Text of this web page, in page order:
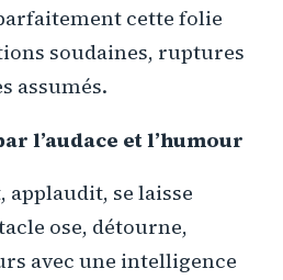
cette folie
soudaines, ruptures
assumés.
l’audace et l’humour
se laisse
ose, détourne,
avec une intelligence